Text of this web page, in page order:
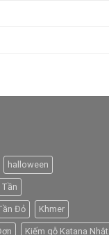
halloween
Đỏ Khmer
Kiếm gỗ Katana Nhật